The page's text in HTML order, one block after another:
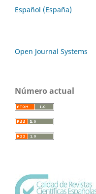
Español (España)
Open Journal Systems
Número actual